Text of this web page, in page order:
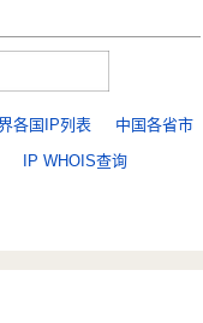
各国IP列表
中国各省市
IP WHOIS查询